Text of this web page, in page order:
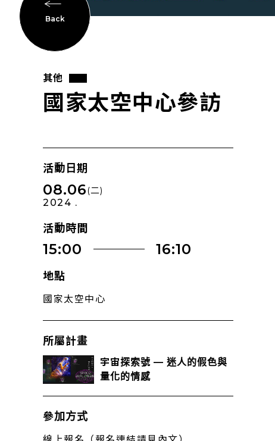
Back
其他
國家太空中心參訪
活動日期
08.06(二)
2024 .
活動時間
15:00 16:10
地點
國家太空中心
所屬計畫
宇宙探索號 — 迷人的假色與
量化的情感
參加方式